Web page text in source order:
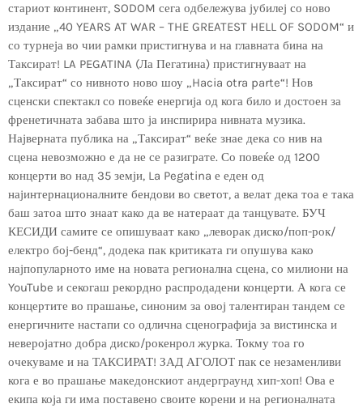
стариот континент, SODOM сега одбележува јубилеј со ново
издание „40 YEARS AT WAR – THE GREATEST HELL OF SODOM“ и
со турнеја во чии рамки пристигнува и на главната бина на
Таксират! LA PEGATINA (Ла Пегатина) пристигнуваат на
„Таксират“ со нивното ново шоу „Hacia otra parte“! Нов
сценски спектакл со повеќе енергија од кога било и достоен за
френетичната забава што ја инспирира нивната музика.
Најверната публика на „Таксират“ веќе знае дека со нив на
сцена невозможно е да не се разиграте. Со повеќе од 1200
концерти во над 35 земји, La Pegatina е еден од
најинтернационалните бендови во светот, а велат дека тоа е така
баш затоа што знаат како да ве натераат да танцувате. БУЧ
КЕСИДИ самите се опишуваат како „леворак диско/поп-рок/
електро бој-бенд“, додека пак критиката ги опушува како
најпопуларното име на новата регионална сцена, со милиони на
YouTube и секогаш рекордно распродадени концерти. А кога се
концертите во прашање, синоним за овој талентиран тандем се
енергичните настапи со одлична сценографија за вистинска и
неверојатно добра диско/рокенрол журка. Токму тоа го
очекуваме и на ТАКСИРАТ! ЗАД АГОЛОТ пак се незаменливи
кога е во прашање македонскиот андерграунд хип-хоп! Ова е
екипа која ги има поставено своите корени и на регионалната